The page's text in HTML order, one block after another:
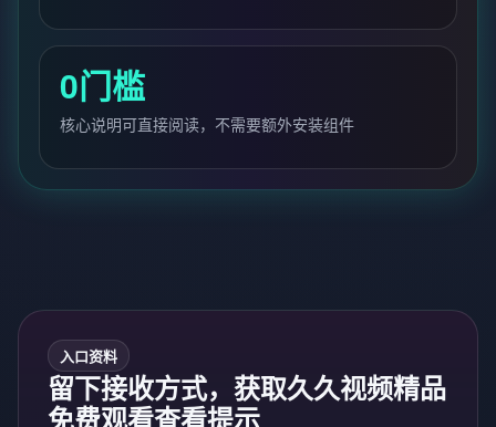
0门槛
核心说明可直接阅读，不需要额外安装组件
入口资料
留下接收方式，获取久久视频精品
免费观看查看提示